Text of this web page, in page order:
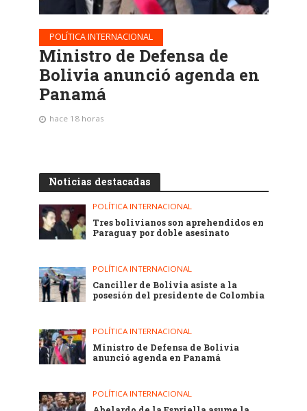
POLÍTICA INTERNACIONAL
Ministro de Defensa de
Bolivia anunció agenda en
Panamá
hace 18 horas
Noticias destacadas
POLÍTICA INTERNACIONAL
Tres bolivianos son aprehendidos en
Paraguay por doble asesinato
POLÍTICA INTERNACIONAL
Canciller de Bolivia asiste a la
posesión del presidente de Colombia
POLÍTICA INTERNACIONAL
Ministro de Defensa de Bolivia
anunció agenda en Panamá
POLÍTICA INTERNACIONAL